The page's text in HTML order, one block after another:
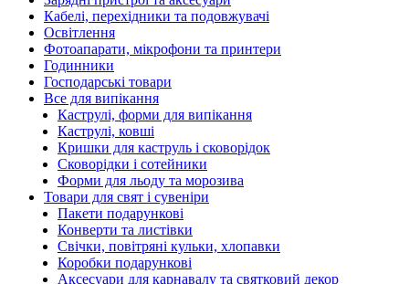
Кабелі, перехідники та подовжувачі
Освітлення
Фотоапарати, мікрофони та принтери
Годинники
Господарські товари
Все для випікання
Каструлі, форми для випікання
Каструлі, ковші
Кришки для каструль і сковорідок
Сковорідки і сотейники
Форми для льоду та морозива
Товари для свят і сувеніри
Пакети подарункові
Конверти та листівки
Свічки, повітряні кульки, хлопавки
Коробки подарункові
Аксесуари для карнавалу та святковий декор